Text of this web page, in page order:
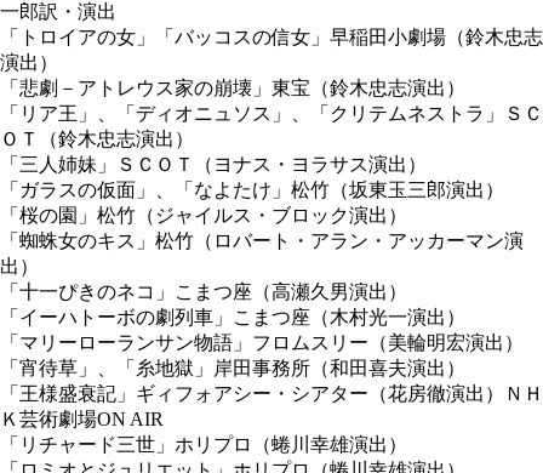
一郎訳・演出
「トロイアの女」「バッコスの信女」早稲田小劇場（鈴木忠志
演出）
「悲劇－アトレウス家の崩壊」東宝（鈴木忠志演出）
「リア王」、「ディオニュソス」、「クリテムネストラ」ＳＣ
ＯＴ（鈴木忠志演出）
「三人姉妹」ＳＣＯＴ（ヨナス・ヨラサス演出）
「ガラスの仮面」、「なよたけ」松竹（坂東玉三郎演出）
「桜の園」松竹（ジャイルス・ブロック演出）
「蜘蛛女のキス」松竹（ロバート・アラン・アッカーマン演
出）
「十一ぴきのネコ」こまつ座（高瀬久男演出）
「イーハトーボの劇列車」こまつ座（木村光一演出）
「マリーローランサン物語」フロムスリー（美輪明宏演出）
「宵待草」、「糸地獄」岸田事務所（和田喜夫演出）
「王様盛衰記」ギィフォアシー・シアター（花房徹演出）ＮＨ
Ｋ芸術劇場ON AIR
「リチャード三世」ホリプロ（蜷川幸雄演出）